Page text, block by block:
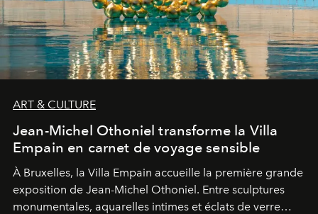
ART & CULTURE
Jean-Michel Othoniel transforme la Villa
Empain en carnet de voyage sensible
À Bruxelles, la Villa Empain accueille la première grande
exposition de Jean-Michel Othoniel. Entre sculptures
monumentales, aquarelles intimes et éclats de verre